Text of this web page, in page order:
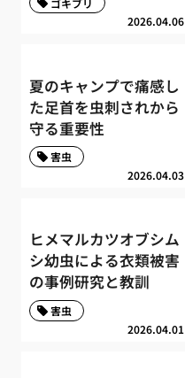
2026.04.06
夏のキャンプで痛感し
た足首を虫刺されから
守る重要性
2026.04.03
害虫
ヒメマルカツオブシム
シ幼虫による衣類被害
の事例研究と教訓
2026.04.01
害虫